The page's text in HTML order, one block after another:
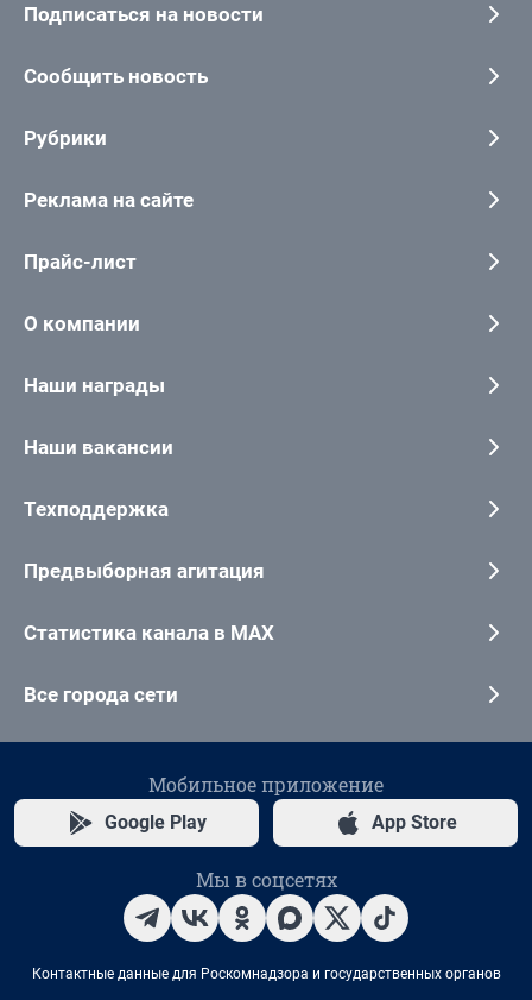
Подписаться на новости
Сообщить новость
Рубрики
Реклама на сайте
Прайс-лист
О компании
Наши награды
Наши вакансии
Техподдержка
Предвыборная агитация
Статистика канала в MAX
Все города сети
Мобильное приложение
Google Play App Store
Мы в соцсетях
Контактные данные для Роскомнадзора и государственных органов